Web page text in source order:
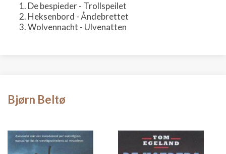
De bespieder - Trollspeilet
Heksenbord - Åndebrettet
Wolvennacht - Ulvenatten
Bjørn Beltø